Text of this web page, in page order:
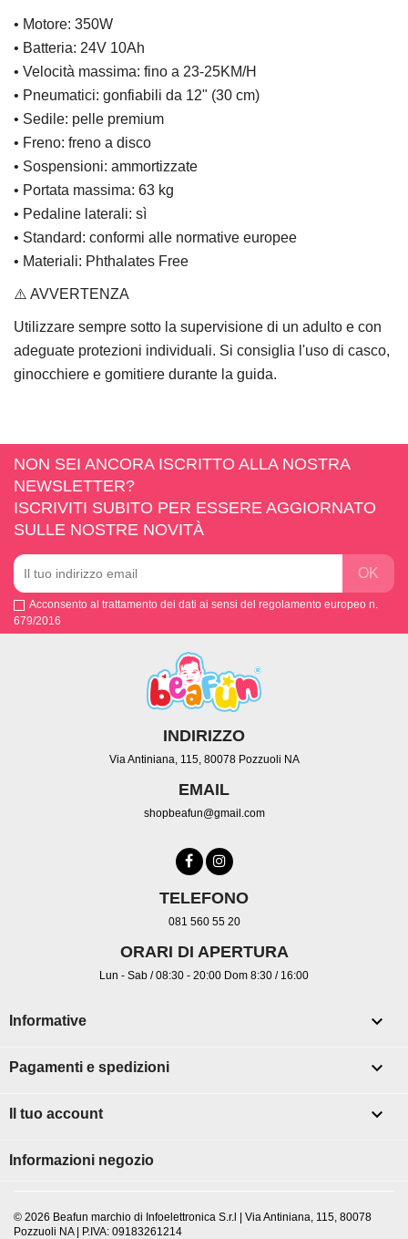
• Motore: 350W
• Batteria: 24V 10Ah
• Velocità massima: fino a 23-25KM/H
• Pneumatici: gonfiabili da 12" (30 cm)
• Sedile: pelle premium
• Freno: freno a disco
• Sospensioni: ammortizzate
• Portata massima: 63 kg
• Pedaline laterali: sì
• Standard: conformi alle normative europee
• Materiali: Phthalates Free
⚠️ AVVERTENZA
Utilizzare sempre sotto la supervisione di un adulto e con
adeguate protezioni individuali. Si consiglia l'uso di casco,
ginocchiere e gomitiere durante la guida.
NON SEI ANCORA ISCRITTO ALLA NOSTRA
NEWSLETTER?
ISCRIVITI SUBITO PER ESSERE AGGIORNATO
SULLE NOSTRE NOVITÀ
Acconsento al trattamento dei dati ai sensi del regolamento europeo n.
679/2016
INDIRIZZO
Via Antiniana, 115, 80078 Pozzuoli NA
EMAIL
shopbeafun@gmail.com
TELEFONO
081 560 55 20
ORARI DI APERTURA
Lun - Sab / 08:30 - 20:00 Dom 8:30 / 16:00
Informative 
Pagamenti e spedizioni 
Il tuo account 
Informazioni negozio
© 2026 Beafun marchio di Infoelettronica S.r.l | Via Antiniana, 115, 80078
Pozzuoli NA | P.IVA: 09183261214